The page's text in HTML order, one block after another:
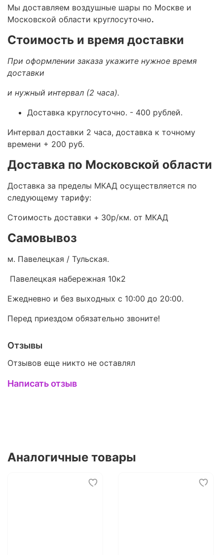
Мы доставляем воздушные шары по Москве и
Московской области круглосуточно.
Стоимость и время доставки
При оформлении заказа укажите нужное время
доставки
и нужный интервал (2 часа).
Доставка круглосуточно. - 400 рублей.
Интервал доставки 2 часа, доставка к точному
времени + 200 руб.
Доставка по Московской области
Доставка за пределы МКАД осуществляется по
следующему тарифу:
Стоимость доставки + 30р/км. от МКАД
Самовывоз
м. Павелецкая / Тульская.
Павелецкая набережная 10к2
Ежедневно и без выходных с 10:00 до 20:00.
Перед приездом обязательно звоните!
Отзывы
Отзывов еще никто не оставлял
Написать отзыв
Аналогичные товары